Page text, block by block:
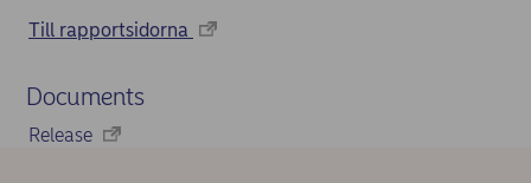
Till rapportsidorna
Documents
Release